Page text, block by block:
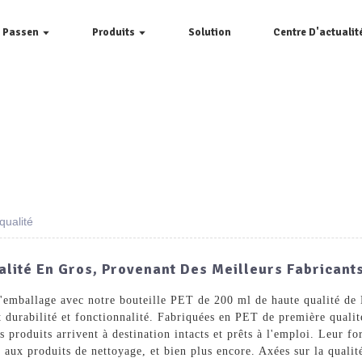
Passen Produits Solution Centre
En Gros, Provenant Des Meilleurs
avec notre bouteille PET de 200 ml de haute qualité
et fonctionnalité. Fabriquées en PET de première
produits arrivent à destination intacts et prêts à l'emploi. Leur
aux produits de nettoyage, et bien plus encore. Axées sur la